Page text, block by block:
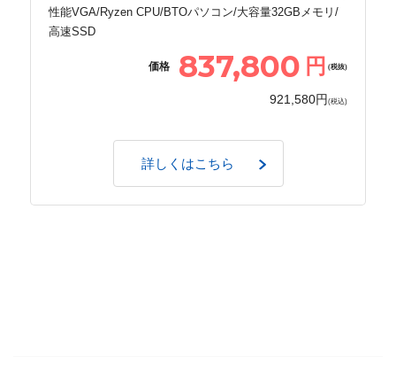
性能VGA/Ryzen CPU/BTOパソコン/大容量32GBメモリ/
高速SSD
価格 837,800 円 (税抜)
921,580円 (税込)
詳しくはこちら